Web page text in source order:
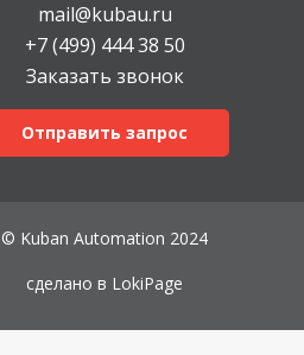
mail@kubau.ru
+7 (499) 444 38 50
Заказать звонок
Отправить запрос
© Kuban Automation 2024
сделано в LokiPage